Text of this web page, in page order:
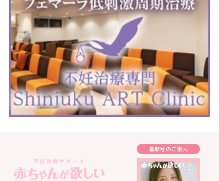
最新号のご案内